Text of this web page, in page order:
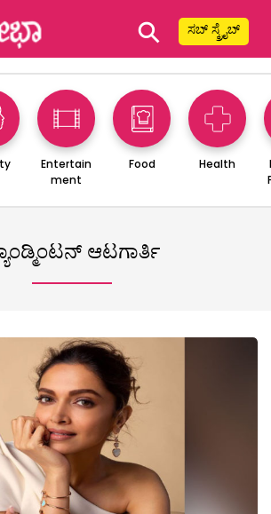
⚲ ಸಬ್ ಸ್ಕ್ರೈಬ್
Entertain
ment
Food Health
ಆಟಗಾರ್ತಿ